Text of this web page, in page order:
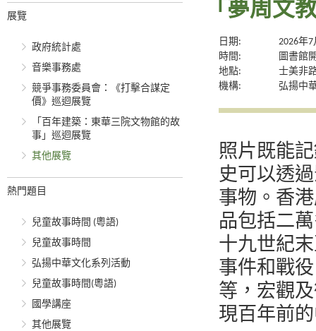
展覽
政府統計處
音樂事務處
競爭事務委員會：《打擊合謀定
價》巡迴展覽
「百年建築：東華三院文物館的故
事」巡迴展覽
其他展覽
熱門題目
兒童故事時間 (粵語)
兒童故事時間
弘揚中華文化系列活動
兒童故事時間(粵語)
國學講座
其他展覽
「夢周文
日期:
2026年
時間:
圖書館
地點:
士美非
機構:
弘揚中
照片既能
史可以透
事物。香
品包括二
十九世紀
事件和戰
等，宏觀
現百年前